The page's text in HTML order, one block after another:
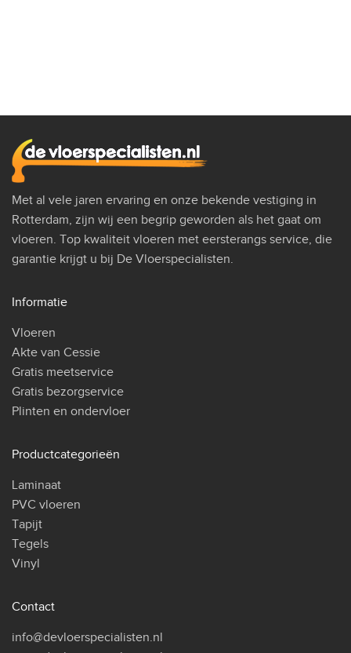
Met al vele jaren ervaring en onze bekende vestiging in
Rotterdam, zijn wij een begrip geworden als het gaat om
vloeren. Top kwaliteit vloeren met eersterangs service, die
garantie krijgt u bij De Vloerspecialisten.
Informatie
Vloeren
Akte van Cessie
Gratis meetservice
Gratis bezorgservice
Plinten en ondervloer
Productcategorieën
Laminaat
PVC vloeren
Tapijt
Tegels
Vinyl
Contact
info@devloerspecialisten.nl